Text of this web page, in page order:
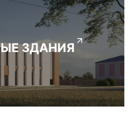
ЗДАНИЯ